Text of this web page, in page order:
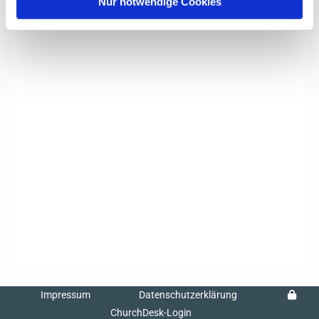
Impressum
Datenschutzerklärung
ChurchDesk-Login